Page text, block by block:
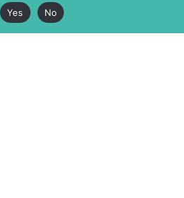
Yes
No